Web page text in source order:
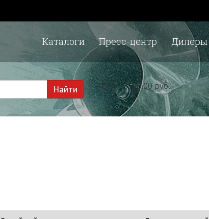
Дилеры
Пресс-центр
Каталоги
Найти 1 у.е. = 100,00 руб.